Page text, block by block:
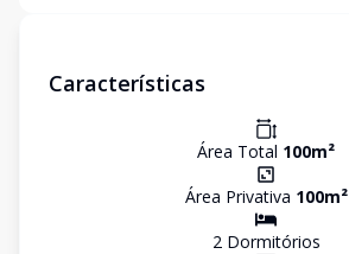
Características
Área Total 100m²
Área Privativa 100m²
2Dormitórios